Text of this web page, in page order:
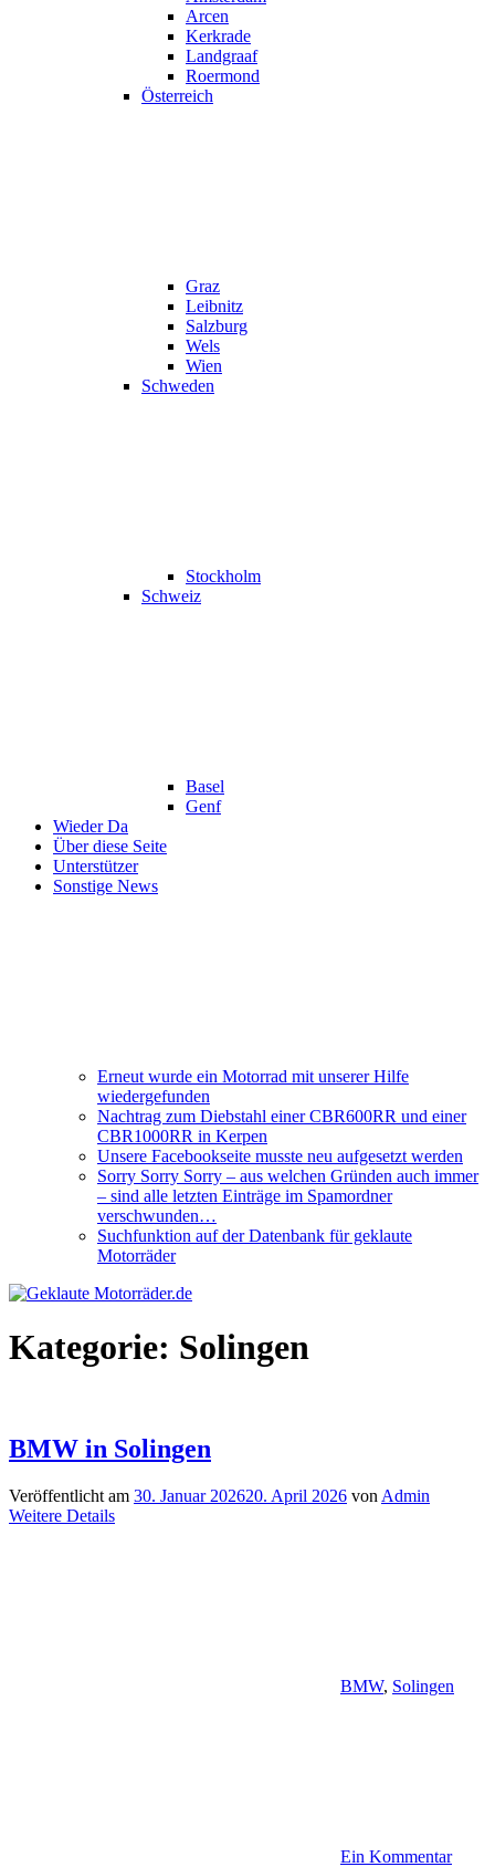
Arcen
Kerkrade
Landgraaf
Roermond
Österreich
Graz
Leibnitz
Salzburg
Wels
Wien
Schweden
Stockholm
Schweiz
Basel
Genf
Wieder Da
Über diese Seite
Unterstützer
Sonstige News
Erneut wurde ein Motorrad mit unserer Hilfe
wiedergefunden
Nachtrag zum Diebstahl einer CBR600RR und einer
CBR1000RR in Kerpen
Unsere Facebookseite musste neu aufgesetzt werden
Sorry Sorry Sorry – aus welchen Gründen auch immer
– sind alle letzten Einträge im Spamordner
verschwunden…
Suchfunktion auf der Datenbank für geklaute
Motorräder
Kategorie: Solingen
BMW in Solingen
Veröffentlicht am 30. Januar 202620. April 2026 von Admin
Weitere Details
BMW, Solingen
Ein Kommentar